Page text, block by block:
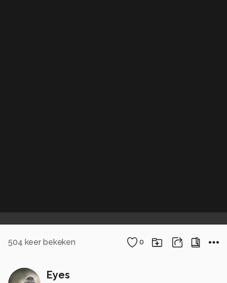
504 keer bekeken 0
Eyes